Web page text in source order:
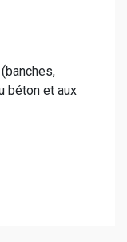
béton et aux